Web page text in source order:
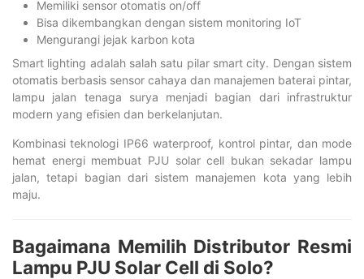
Memiliki sensor otomatis on/off
Bisa dikembangkan dengan sistem monitoring IoT
Mengurangi jejak karbon kota
Smart lighting adalah salah satu pilar smart city. Dengan sistem
otomatis berbasis sensor cahaya dan manajemen baterai pintar,
lampu jalan tenaga surya menjadi bagian dari infrastruktur
modern yang efisien dan berkelanjutan.
Kombinasi teknologi IP66 waterproof, kontrol pintar, dan mode
hemat energi membuat PJU solar cell bukan sekadar lampu
jalan, tetapi bagian dari sistem manajemen kota yang lebih
maju.
Bagaimana Memilih Distributor Resmi
Lampu PJU Solar Cell di Solo?